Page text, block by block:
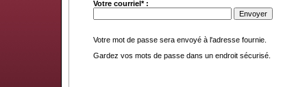
Votre courriel* :
Votre mot de passe sera envoyé à l'adresse fournie.
Gardez vos mots de passe dans un endroit sécurisé.